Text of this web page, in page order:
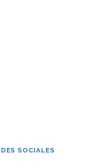
SOCIALES